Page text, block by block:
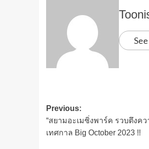
Previous:
“สยามอะเมซิ่งพาร์ค รวบตึงค
เทศกาล Big October 2023 !!